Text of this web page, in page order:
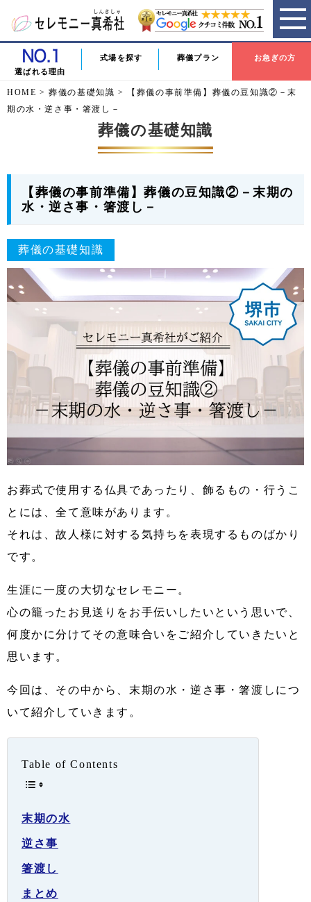
選ばれる理由
式場を探す 葬儀プラン お急ぎの方
HOME >葬儀の基礎知識 >
【葬儀の事前準備】葬儀の豆知識②－末
期の水・逆さ事・箸渡し－
葬儀の基礎知識
【葬儀の事前準備】葬儀の豆知識②－末期の
水・逆さ事・箸渡し－
葬儀の基礎知識
お葬式で使用する仏具であったり、飾るもの・行うこ
とには、全て意味があります。
それは、故人様に対する気持ちを表現するものばかり
です。
生涯に一度の大切なセレモニー。
心の籠ったお見送りをお手伝いしたいという思いで、
何度かに分けてその意味合いをご紹介していきたいと
思います。
今回は、その中から、末期の水・逆さ事・箸渡しにつ
いて紹介していきます。
Table of Contents
末期の水
逆さ事
箸渡し
まとめ